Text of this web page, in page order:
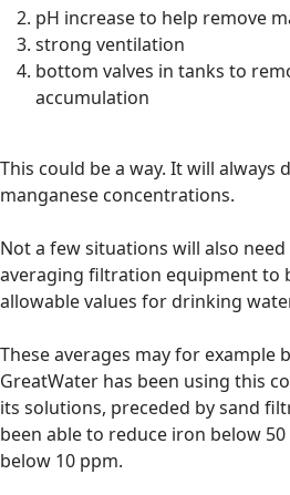
pH increase to help remove
strong ventilation
bottom valves in tanks to
accumulation
This could be a way. It will always
manganese concentrations.
Not a few situations will also
averaging filtration equipment to
allowable values ​​for drinking
These averages may for example
GreatWater has been using this
its solutions, preceded by sand
been able to reduce iron below
below 10 ppm.